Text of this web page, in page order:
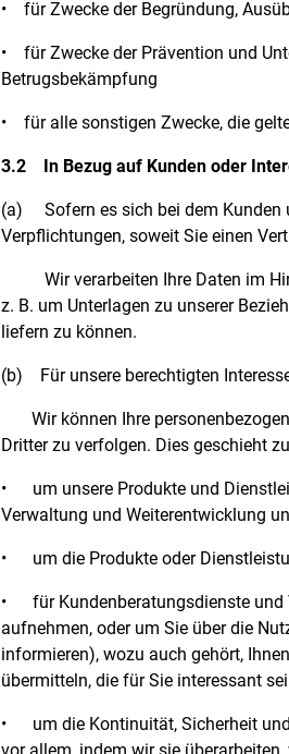
• für Zwecke der Begründung,
•
für Zwecke der Prävention und
Betrugsbekämpfung
• für alle sonstigen Zwecke, die
3.2 In Bezug auf Kunden oder
(a)
Sofern es sich bei dem
Verpflichtungen, soweit Sie einen
Wir verarbeiten Ihre Daten im
z. B. um Unterlagen zu unserer
liefern zu können.
(b) Für unsere berechtigten
Wir können Ihre
Dritter zu verfolgen. Dies geschieht
•
um unsere Produkte und
Verwaltung und Weiterentwicklung
• um die Produkte oder
•
für Kundenberatungsdienste
aufnehmen, oder um Sie über die
informieren), wozu auch gehört,
übermitteln, die für Sie interessant
•
um die Kontinuität, Sicherheit